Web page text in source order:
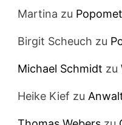
Martina zu
Birgit Scheuch zu
Michael Schmidt zu
Heike Kief zu